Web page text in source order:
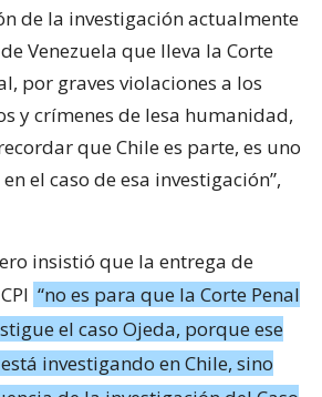
de la investigación actualmente
Venezuela que lleva la Corte
por graves violaciones a los
y crímenes de lesa humanidad,
que Chile es parte, es uno
el caso de esa investigación”,
insistió que la entrega de
“no es para que la Corte Penal
el caso Ojeda, porque ese
investigando en Chile, sino